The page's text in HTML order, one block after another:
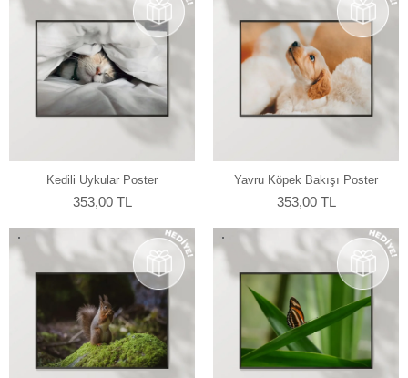
Kedili Uykular Poster
353,00 TL
Yavru Köpek Bakışı Poster
353,00 TL